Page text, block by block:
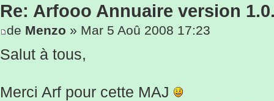
Re: Arfooo Annuaire version
de Menzo » Mar 5 Aoû 2008 17:23
Salut à tous,
Merci Arf pour cette MAJ